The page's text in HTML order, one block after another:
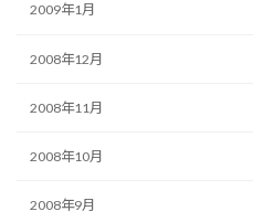
2009年1月
2008年12月
2008年11月
2008年10月
2008年9月